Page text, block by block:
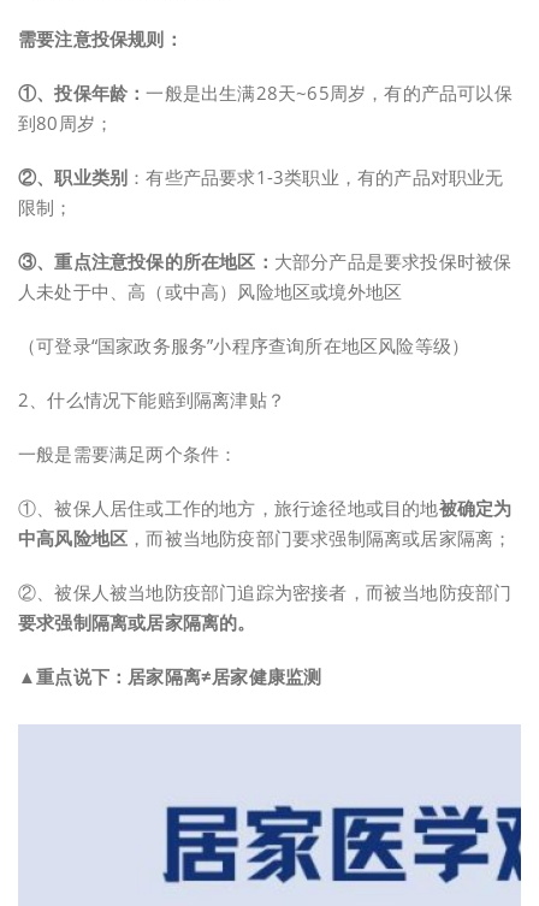
需要注意投保规则：
①、投保年龄：一般是出生满28天~65周岁，有的产品可以保
到80周岁；
②、职业类别 ：有些产品要求1-3类职业，有的产品对职业无
限制；
③、重点注意投保的所在地区： 大部分产品是要求投保时被保
人未处于中、高（或中高）风险地区或境外地区
（可登录“国家政务服务”小程序查询所在地区风险等级）
2、什么情况下能赔到隔离津贴？
一般是需要满足两个条件：
①、被保人居住或工作的地方，旅行途径地或目的地被确定为
中高风险地区 ，而被当地防疫部门要求强制隔离或居家隔离；
②、被保人被当地防疫部门追踪为密接者，而被当地防疫部门
要求强制隔离或居家隔离的。
▲重点说下：居家隔离≠居家健康监测